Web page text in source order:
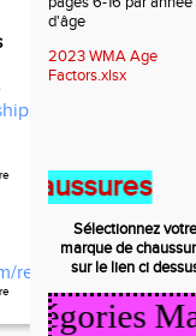
2026-
register.html
d'âge
2023 WMA Age
Factors.xlsx
Sélectionnez votre
marque de
sur le lien ci